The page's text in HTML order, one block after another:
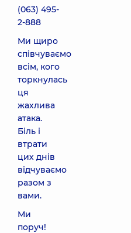
(063) 495-
2-888
Ми щиро
співчуваємо
всім, кого
торкнулась
ця
жахлива
атака.
Біль і
втрати
цих днів
відчуваємо
разом з
вами.
Ми
поруч!